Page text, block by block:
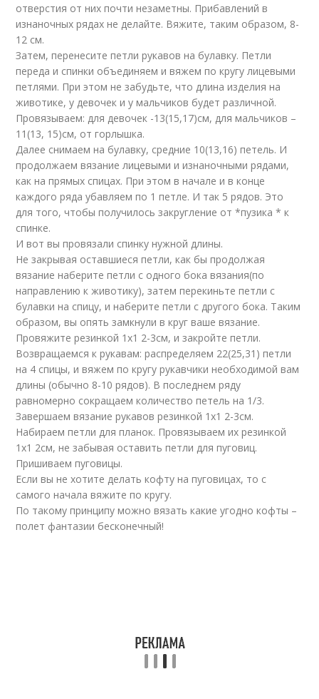
отверстия от них почти незаметны. Прибавлений в
изнаночных рядах не делайте. Вяжите, таким образом, 8-
12 см.
Затем, перенесите петли рукавов на булавку. Петли
переда и спинки объединяем и вяжем по кругу лицевыми
петлями. При этом не забудьте, что длина изделия на
животике, у девочек и у мальчиков будет различной.
Провязываем: для девочек -13(15,17)см, для мальчиков –
11(13, 15)см, от горлышка.
Далее снимаем на булавку, средние 10(13,16) петель. И
продолжаем вязание лицевыми и изнаночными рядами,
как на прямых спицах. При этом в начале и в конце
каждого ряда убавляем по 1 петле. И так 5 рядов. Это
для того, чтобы получилось закругление от *пузика * к
спинке.
И вот вы провязали спинку нужной длины.
Не закрывая оставшиеся петли, как бы продолжая
вязание наберите петли с одного бока вязания(по
направлению к животику), затем перекиньте петли с
булавки на спицу, и наберите петли с другого бока. Таким
образом, вы опять замкнули в круг ваше вязание.
Провяжите резинкой 1х1 2-3см, и закройте петли.
Возвращаемся к рукавам: распределяем 22(25,31) петли
на 4 спицы, и вяжем по кругу рукавчики необходимой вам
длины (обычно 8-10 рядов). В последнем ряду
равномерно сокращаем количество петель на 1/3.
Завершаем вязание рукавов резинкой 1х1 2-3см.
Набираем петли для планок. Провязываем их резинкой
1х1 2см, не забывая оставить петли для пуговиц.
Пришиваем пуговицы.
Если вы не хотите делать кофту на пуговицах, то с
самого начала вяжите по кругу.
По такому принципу можно вязать какие угодно кофты –
полет фантазии бесконечный!